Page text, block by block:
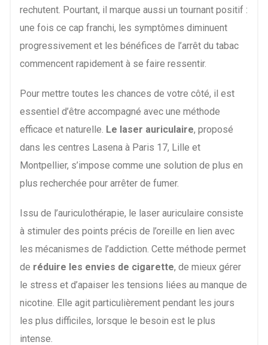
rechutent. Pourtant, il marque aussi un tournant positif :
une fois ce cap franchi, les symptômes diminuent
progressivement et les bénéfices de l’arrêt du tabac
commencent rapidement à se faire ressentir.
Pour mettre toutes les chances de votre côté, il est
essentiel d’être accompagné avec une méthode
efficace et naturelle. Le laser auriculaire, proposé
dans les centres Lasena à Paris 17, Lille et
Montpellier, s’impose comme une solution de plus en
plus recherchée pour arrêter de fumer.
Issu de l’auriculothérapie, le laser auriculaire consiste
à stimuler des points précis de l’oreille en lien avec
les mécanismes de l’addiction. Cette méthode permet
de réduire les envies de cigarette, de mieux gérer
le stress et d’apaiser les tensions liées au manque de
nicotine. Elle agit particulièrement pendant les jours
les plus difficiles, lorsque le besoin est le plus
intense.